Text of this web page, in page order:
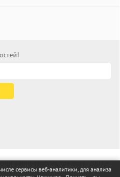
канцелярских товаров. 2001—
сервисы веб-аналитики, для анализа